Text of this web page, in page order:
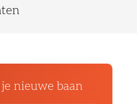
nieuwe baan